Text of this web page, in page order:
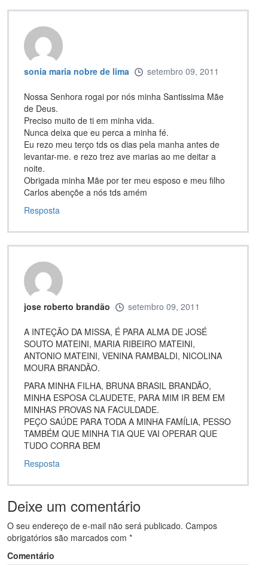
sonia maria nobre de lima setembro 09, 2011
Nossa Senhora rogai por nós minha Santissima Mãe
de Deus.
Preciso muito de ti em minha vida.
Nunca deixa que eu perca a minha fé.
Eu rezo meu terço tds os dias pela manha antes de
levantar-me. e rezo trez ave marias ao me deitar a
noite.
Obrigada minha Mãe por ter meu esposo e meu filho
Carlos abençõe a nós tds amém
Resposta
jose roberto brandão setembro 09, 2011
A INTEÇÃO DA MISSA, É PARA ALMA DE JOSÉ
SOUTO MATEINI, MARIA RIBEIRO MATEINI,
ANTONIO MATEINI, VENINA RAMBALDI, NICOLINA
MOURA BRANDÃO.
PARA MINHA FILHA, BRUNA BRASIL BRANDÃO,
MINHA ESPOSA CLAUDETE, PARA MIM IR BEM EM
MINHAS PROVAS NA FACULDADE.
PEÇO SAÚDE PARA TODA A MINHA FAMÍLIA, PESSO
TAMBÉM QUE MINHA TIA QUE VAI OPERAR QUE
TUDO CORRA BEM
Resposta
Deixe um comentário
O seu endereço de e-mail não será publicado. Campos
obrigatórios são marcados com *
Comentário